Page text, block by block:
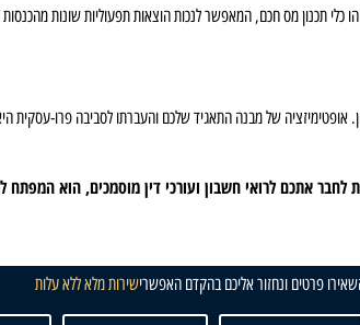
כלי תכנון מס חכם, המאפשר לנכות הוצאות תפעוליות שונות
של מבנה התאגיד שלכם והעברתו לסביבה פרו-עסקית
אתכם לרואי חשבון ועורכי דין מוסמכים, הוא
פרטים ונחזור אליכם בהקדם האפשרישירות מלא ללא עלות